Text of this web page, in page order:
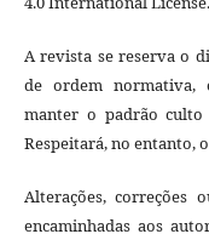
A revista se reserva o
de ordem normativa,
manter o padrão
Respeitará, no entanto,
Alterações, correções
encaminhadas aos